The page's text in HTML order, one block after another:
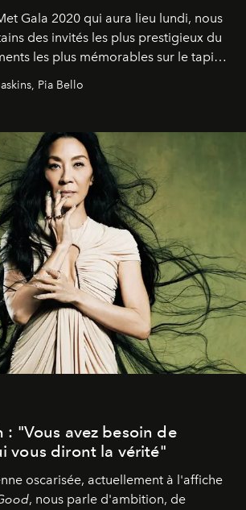
Gala 2020 qui aura lieu lundi, nous
des invités les plus prestigieux du
les plus mémorables sur le tapis
Pia Bello
: "Vous avez besoin de
vous diront la vérité"
oscarisée, actuellement à l'affiche
, nous parle d'ambition, de